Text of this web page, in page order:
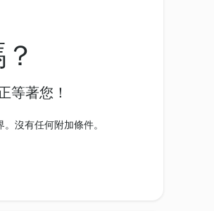
等著您！
沒有任何附加條件。